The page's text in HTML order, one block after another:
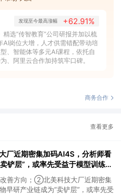
发现至今最高涨幅 +62.91%
选“传智教育”公司研报并加以梳
岗位大增，人才供需错配带动培
、智能体等多元AI课程，依托自
、阿里云合作加持筑牢口碑。
商务合作
查看更多
厂近期密集加码AI4S，分析师看
铲层”，或率先受益于模型训练带
与筹码结构改善方向
善方向；②北美科技大厂近期密集
早研产业链成为“卖铲层”，或率先受